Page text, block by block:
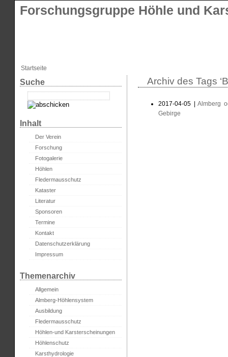
Forschungsgruppe Höhle und
Startseite
Archiv des Tags
2017-04-05 |Almberg
Gebirge
Suche
Inhalt
Der Verein
Forschung
Fotogalerie
Höhlen
Fledermausschutz
Kataster
Literatur
Sponsoren
Termine
Kontakt
Datenschutzerklärung
Impressum
Themenarchiv
Allgemein
Almberg-Höhlensystem
Ausbildung
Fledermausschutz
Höhlen-und Karsterscheinungen
Höhlenschutz
Karsthydrologie